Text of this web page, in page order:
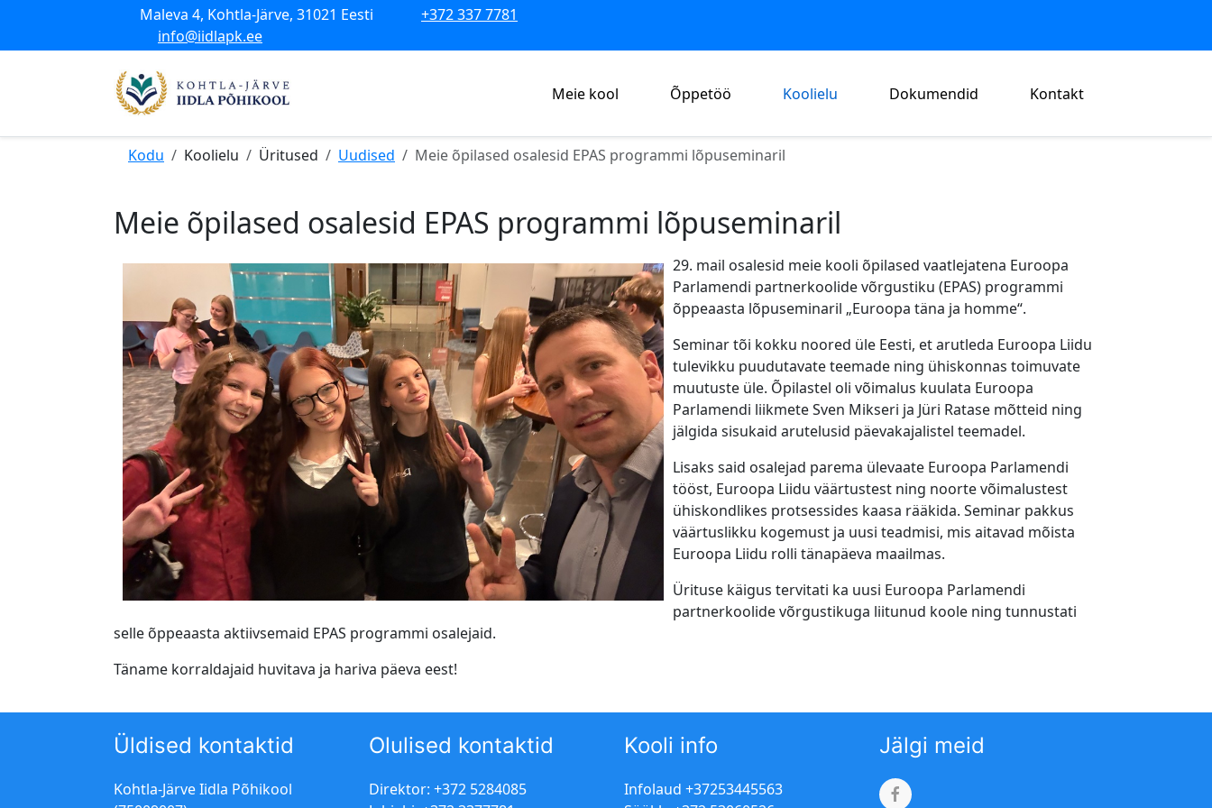
Maleva 4, Kohtla-Järve, 31021 Eesti
+372 337 7781
info@iidlapk.ee
Meie kool Õppetöö Koolielu Dokumendid Kontakt
Kodu Koolielu Üritused Uudised Meie õpilased osalesid EPAS programmi lõpuseminaril
Meie õpilased osalesid EPAS programmi lõpuseminaril
29. mail osalesid meie kooli õpilased vaatlejatena Euroopa
Parlamendi partnerkoolide võrgustiku (EPAS) programmi
õppeaasta lõpuseminaril „Euroopa täna ja homme“.
Seminar tõi kokku noored üle Eesti, et arutleda Euroopa Liidu
tulevikku puudutavate teemade ning ühiskonnas toimuvate
muutuste üle. Õpilastel oli võimalus kuulata Euroopa
Parlamendi liikmete Sven Mikseri ja Jüri Ratase mõtteid ning
jälgida sisukaid arutelusid päevakajalistel teemadel.
Lisaks said osalejad parema ülevaate Euroopa Parlamendi
tööst, Euroopa Liidu väärtustest ning noorte võimalustest
ühiskondlikes protsessides kaasa rääkida. Seminar pakkus
väärtuslikku kogemust ja uusi teadmisi, mis aitavad mõista
Euroopa Liidu rolli tänapäeva maailmas.
Ürituse käigus tervitati ka uusi Euroopa Parlamendi
partnerkoolide võrgustikuga liitunud koole ning tunnustati
selle õppeaasta aktiivsemaid EPAS programmi osalejaid.
Täname korraldajaid huvitava ja hariva päeva eest!
Üldised kontaktid
Kohtla-Järve Iidla Põhikool
Olulised kontaktid
Direktor: +372 5284085
Kooli info
Infolaud +37253445563
Jälgi meid